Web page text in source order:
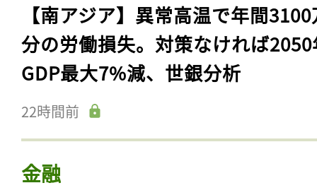
【南アジア】異常高温で年間
分の労働損失。対策なければ
GDP最大7%減、世銀分析
22時間前
金融